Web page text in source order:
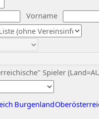
Vorname
Spieler
Burgenland